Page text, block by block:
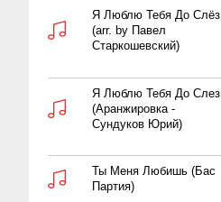
Я Люблю Тебя До Слёз
(arr. by Павел
Старкошевский)
Я Люблю Тебя До Слез
(Аранжировка -
Сундуков Юрий)
Ты Меня Любишь (Бас
Партия)